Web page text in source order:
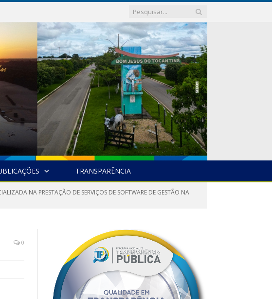
TRANSPARÊNCIA
NA PRESTAÇÃO DE SERVIÇOS DE SOFTWARE DE GESTÃO NA
0